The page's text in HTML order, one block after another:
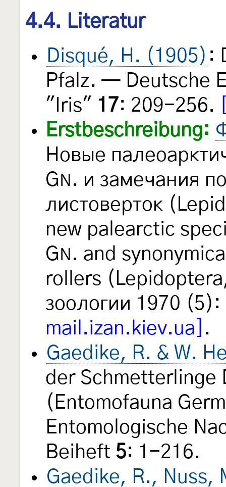
4.4. Literatur
Disqué, H. (1905) :
Pfalz. — Deutsche
"Iris" 17: 209-256.
Erstbeschreibung:
Новые
G N . и замечания
листоверток
new palearctic
G N . and
rollers
зоологии 1970
mail.izan.kiev.ua] .
Gaedike, R. & W.
der Schmetterlinge
(Entomofauna
Entomologische
Beiheft 5: 1-216.
Gaedike, R., Nuss,